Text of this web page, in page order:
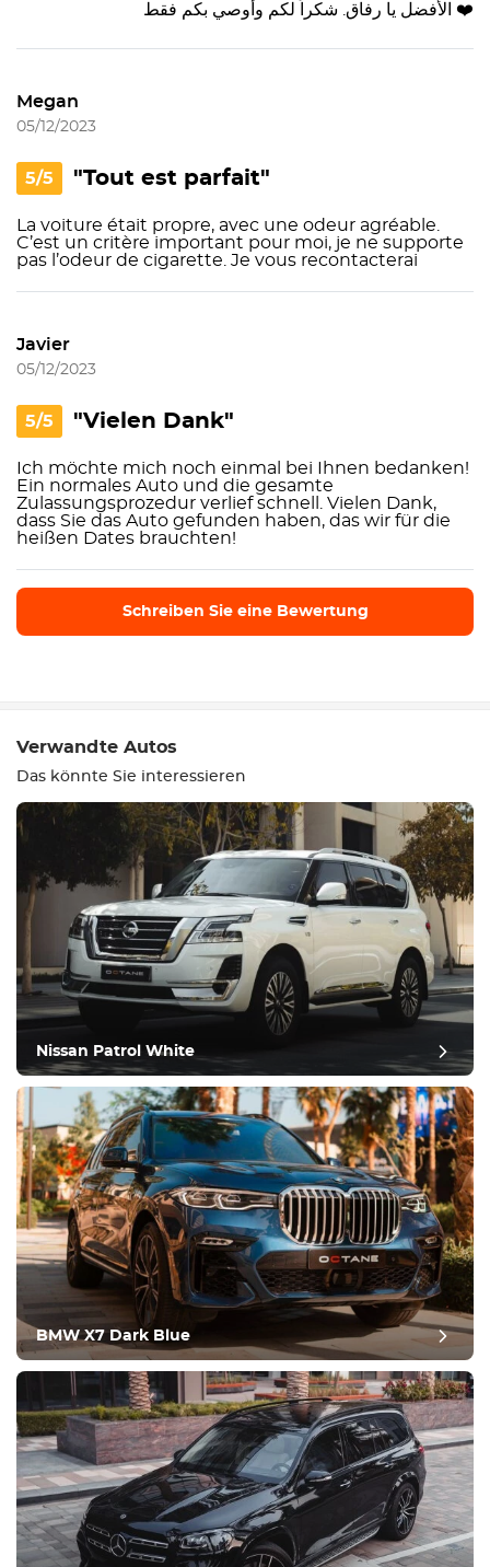
الأفضل يا رفاق. شكراً لكم وأوصي بكم فقط ❤️
Megan
05/12/2023
5/5 "Tout est parfait"
La voiture était propre, avec une odeur agréable.
C’est un critère important pour moi, je ne supporte
pas l’odeur de cigarette. Je vous recontacterai
Javier
05/12/2023
5/5 "Vielen Dank"
Ich möchte mich noch einmal bei Ihnen bedanken!
Ein normales Auto und die gesamte
Zulassungsprozedur verlief schnell. Vielen Dank,
dass Sie das Auto gefunden haben, das wir für die
heißen Dates brauchten!
Schreiben Sie eine Bewertung
Ausrüstung
Bequem
Klimatisierung
Laufwerk
Zustand
Nachbericht
Verwandte Autos
Das könnte Sie interessieren
Nissan Patrol White
BMW X7 Dark Blue